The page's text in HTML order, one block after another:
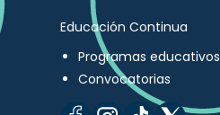
Educación Continua
Programas educativos
Convocatorias